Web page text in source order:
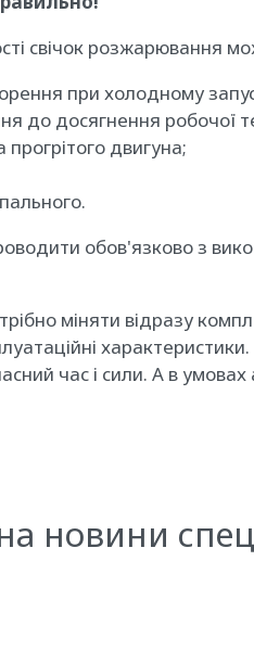
свічок розжарювання
при холодному
до досягнення робочої
двигуна;
обов'язково з
міняти відразу
час і сили. А в
новини